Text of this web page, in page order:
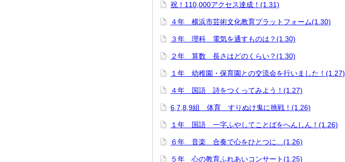
祝！110,000アクセス達成！(1.31)
４年 横浜市芸術文化教育プラットフォーム(1.30)
３年 理科 電気を通すものは？(1.30)
２年 算数 長さはどのくらい？(1.30)
１年 幼稚園・保育園との交流会を行いました！(1.27)
４年 国語 詩をつくってみよう！(1.27)
6,7,8,9組 体育 すりぬけ鬼に挑戦！(1.26)
１年 国語 一字ふやしてことばをへんしん！(1.26)
６年 音楽 合奏で心をひとつに…(1.26)
５年 心の教育ふれあいコンサート(1.25)